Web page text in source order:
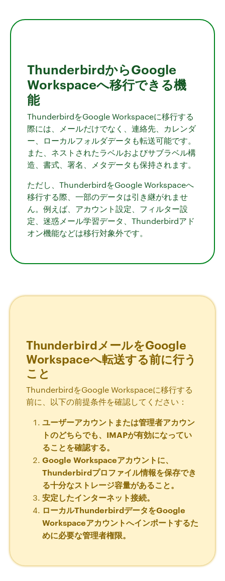
ThunderbirdからGoogle
Workspaceへ移行できる機
能
ThunderbirdをGoogle Workspaceに移行する
際には、メールだけでなく、連絡先、カレンダ
ー、ローカルフォルダデータも転送可能です。
また、ネストされたラベルおよびサブラベル構
造、書式、署名、メタデータも保持されます。
ただし、ThunderbirdをGoogle Workspaceへ
移行する際、一部のデータは引き継がれませ
ん。例えば、アカウント設定、フィルター設
定、迷惑メール学習データ、Thunderbirdアド
オン機能などは移行対象外です。
ThunderbirdメールをGoogle
Workspaceへ転送する前に行う
こと
ThunderbirdをGoogle Workspaceに移行する
前に、以下の前提条件を確認してください：
ユーザーアカウントまたは管理者アカウン
トのどちらでも、IMAPが有効になってい
ることを確認する。
Google Workspaceアカウントに、
Thunderbirdプロファイル情報を保存でき
る十分なストレージ容量があること。
安定したインターネット接続。
ローカルThunderbirdデータをGoogle
Workspaceアカウントへインポートするた
めに必要な管理者権限。